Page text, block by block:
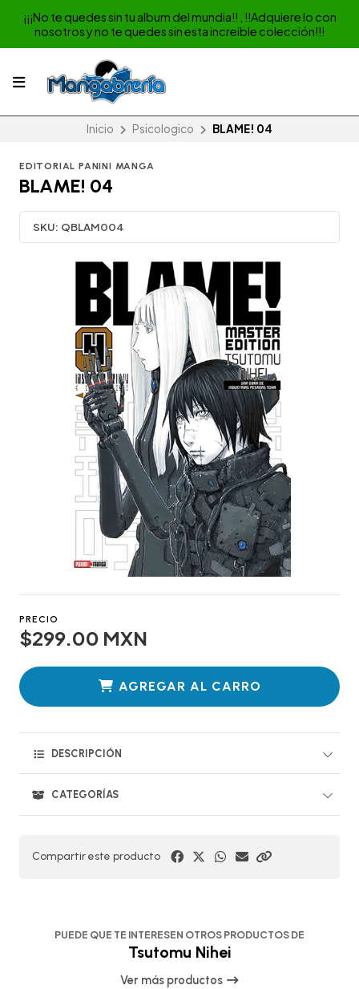
¡¡¡No te quedes sin tu album del mundia!! , !!Adquiere lo con
nosotros y no te quedes sin esta increible colección!!!
Inicio Psicologico BLAME! 04
EDITORIAL PANINI MANGA
BLAME! 04
SKU: QBLAM004
PRECIO
$299.00 MXN
AGREGAR AL CARRO
DESCRIPCIÓN
CATEGORÍAS
Compartir este producto
PUEDE QUE TE INTERESEN OTROS PRODUCTOS DE
Tsutomu Nihei
Ver más productos